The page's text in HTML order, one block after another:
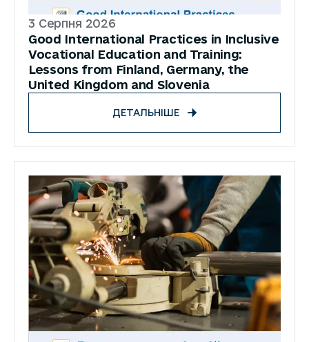
3 Серпня 2026
Good International Practices in Inclusive
Vocational Education and Training:
Lessons from Finland, Germany, the
United Kingdom and Slovenia
ДЕТАЛЬНІШЕ